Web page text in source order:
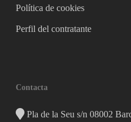
Política de cookies
Perfil del contratante
Contacta
Pla de la Seu s/n 08002